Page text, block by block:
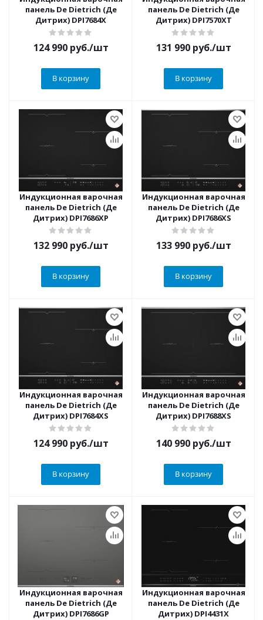
панель De Dietrich (Де
Дитрих) DPI7684X
124 990руб./шт
В корзину
панель De Dietrich (Де
Дитрих) DPI7570XT
131 990руб./шт
В корзину
Индукционная варочная
панель De Dietrich (Де
Дитрих) DPI7686XP
132 990руб./шт
В корзину
Индукционная варочная
панель De Dietrich (Де
Дитрих) DPI7686XS
133 990руб./шт
В корзину
Индукционная варочная
панель De Dietrich (Де
Дитрих) DPI7684XS
124 990руб./шт
В корзину
Индукционная варочная
панель De Dietrich (Де
Дитрих) DPI7688XS
140 990руб./шт
В корзину
Индукционная варочная
панель De Dietrich (Де
Дитрих) DPI7686GP
Индукционная варочная
панель De Dietrich (Де
Дитрих) DPI4431X